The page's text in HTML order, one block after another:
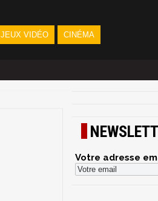
JEUX VIDÉO CINÉMA
Votre adresse